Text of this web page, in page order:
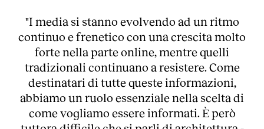
"I media si stanno evolvendo ad un ritmo
continuo e frenetico con una crescita molto
forte nella parte online, mentre quelli
tradizionali continuano a resistere. Come
destinatari di tutte queste informazioni,
abbiamo un ruolo essenziale nella scelta di
come vogliamo essere informati. È però